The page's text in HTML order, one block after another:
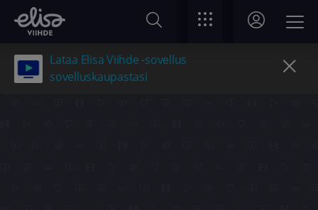
Lataa Elisa Viihde -sovellus
sovelluskaupastasi